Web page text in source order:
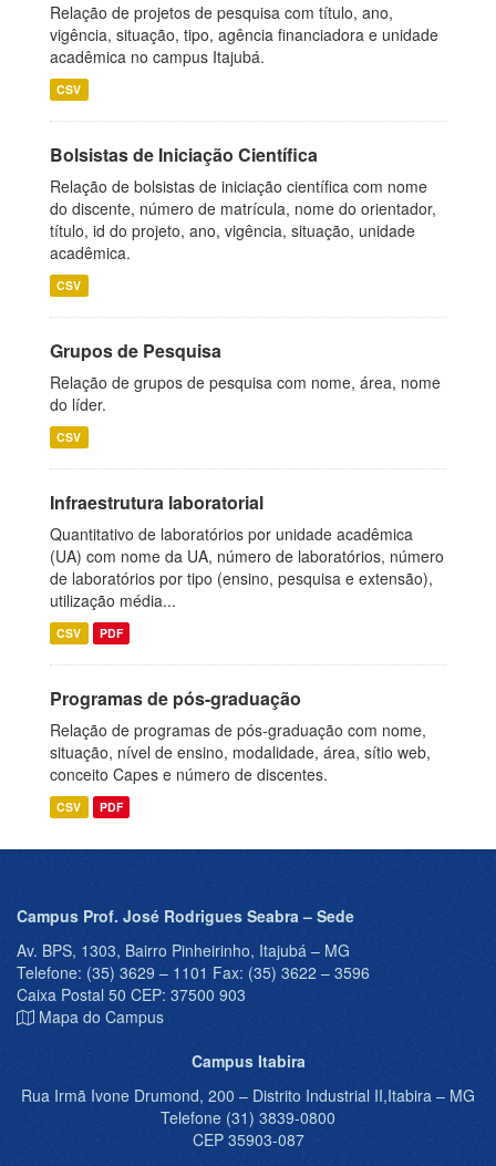
Relação de projetos de pesquisa com título, ano,
vigência, situação, tipo, agência financiadora e unidade
acadêmica no campus Itajubá.
CSV
Bolsistas de Iniciação Científica
Relação de bolsistas de iniciação científica com nome
do discente, número de matrícula, nome do orientador,
título, id do projeto, ano, vigência, situação, unidade
acadêmica.
CSV
Grupos de Pesquisa
Relação de grupos de pesquisa com nome, área, nome
do líder.
CSV
Infraestrutura laboratorial
Quantitativo de laboratórios por unidade acadêmica
(UA) com nome da UA, número de laboratórios, número
de laboratórios por tipo (ensino, pesquisa e extensão),
utilização média...
CSV PDF
Programas de pós-graduação
Relação de programas de pós-graduação com nome,
situação, nível de ensino, modalidade, área, sítio web,
conceito Capes e número de discentes.
CSV PDF
Campus Prof. José Rodrigues Seabra – Sede
Av. BPS, 1303, Bairro Pinheirinho, Itajubá – MG
Telefone: (35) 3629 – 1101 Fax: (35) 3622 – 3596
Caixa Postal 50 CEP: 37500 903
Mapa do Campus
Campus Itabira
Rua Irmã Ivone Drumond, 200 – Distrito Industrial II,Itabira – MG
Telefone (31) 3839-0800
CEP 35903-087